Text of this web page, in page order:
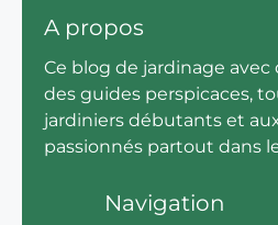
A propos
Ce blog de jardinage
des guides perspicaces,
jardiniers débutants et
passionnés partout dans
Navigation